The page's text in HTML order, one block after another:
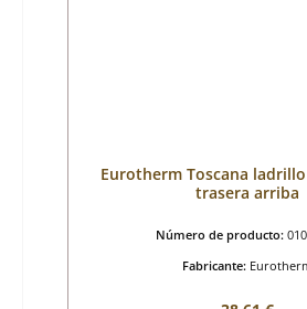
Eurotherm Toscana
trasera arriba
Número de producto:
Fabricante: